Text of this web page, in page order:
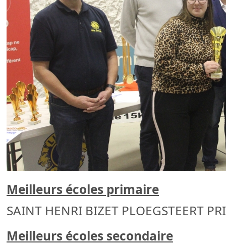
Meilleurs écoles primaire
SAINT HENRI BIZET PLOEGSTEERT
Meilleurs écoles secondaire